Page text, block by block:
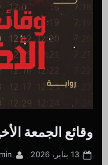
وقائع الجمعة
Posted
13 يناير، 2026 By